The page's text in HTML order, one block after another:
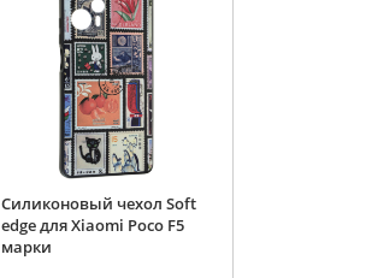
Силиконовый чехол Soft
edge для Xiaomi Poco F5
марки